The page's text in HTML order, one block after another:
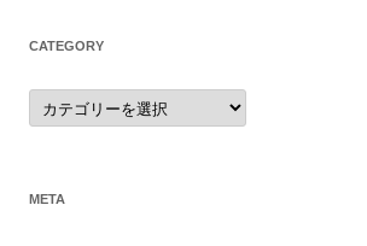
CATEGORY
category
META